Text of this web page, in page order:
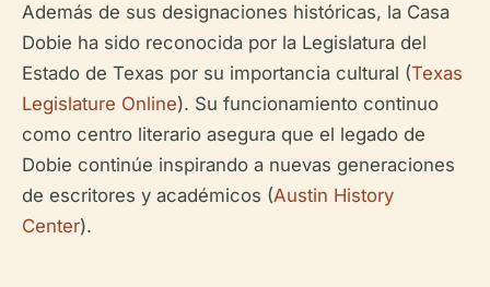
Además de sus designaciones históricas, la Casa
Dobie ha sido reconocida por la Legislatura del
Estado de Texas por su importancia cultural (Texas
Legislature Online). Su funcionamiento continuo
como centro literario asegura que el legado de
Dobie continúe inspirando a nuevas generaciones
de escritores y académicos (Austin History
Center).